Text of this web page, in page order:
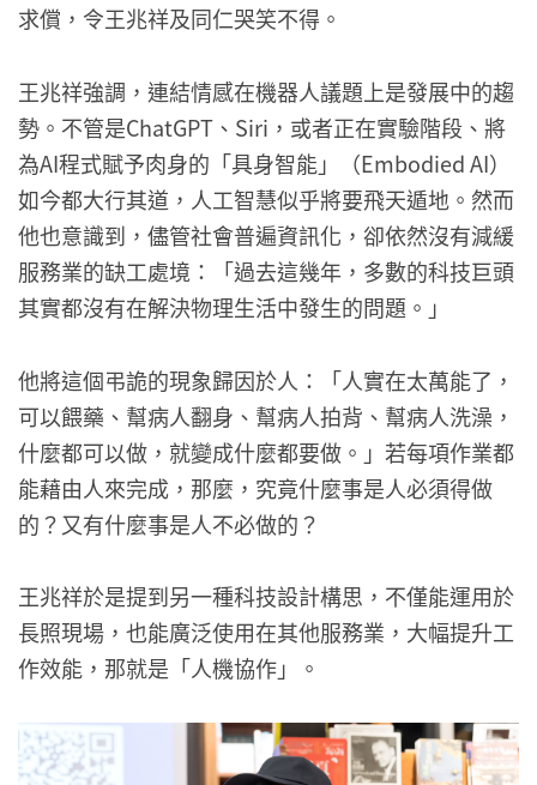
求償，令王兆祥及同仁哭笑不得。
王兆祥強調，連結情感在機器人議題上是發展中的趨
勢。​不管是ChatGPT、Siri，或者正在實驗階段、將
為AI程式賦予肉身的「具身智能」（Embodied AI）
如今都大行其道，人工智慧似乎將要飛天遁地。然而
他也意識到，儘管社會普遍資訊化，卻依然沒有減緩
服務業的缺工處境：「過去這幾年，多數的科技巨頭
其實都沒有在解決物理生活中發生的問題。」
他將這個弔詭的現象歸因於人：「人實在太萬能了，
可以餵藥、幫病人翻身、幫病人拍背、幫病人洗澡，
什麼都可以做，就變成什麼都要做。」若每項作業都
能藉由人來完成，那麼，究竟什麼事是人必須得做
的？又有什麼事是人不必做的？
王兆祥於是提到另一種科技設計構思，不僅能運用於
長照現場，也能廣泛使用在其他服務業，大幅提升工
作效能，那就是「人機協作」。